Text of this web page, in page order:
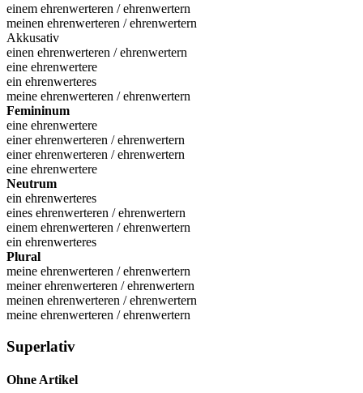
einem ehrenwerteren / ehrenwertern
meinen ehrenwerteren / ehrenwertern
Akkusativ
einen ehrenwerteren / ehrenwertern
eine ehrenwertere
ein ehrenwerteres
meine ehrenwerteren / ehrenwertern
Femininum
eine ehrenwertere
einer ehrenwerteren / ehrenwertern
einer ehrenwerteren / ehrenwertern
eine ehrenwertere
Neutrum
ein ehrenwerteres
eines ehrenwerteren / ehrenwertern
einem ehrenwerteren / ehrenwertern
ein ehrenwerteres
Plural
meine ehrenwerteren / ehrenwertern
meiner ehrenwerteren / ehrenwertern
meinen ehrenwerteren / ehrenwertern
meine ehrenwerteren / ehrenwertern
Superlativ
Ohne Artikel